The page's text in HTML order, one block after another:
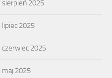
sierpień 2025
lipiec 2025
czerwiec 2025
maj 2025